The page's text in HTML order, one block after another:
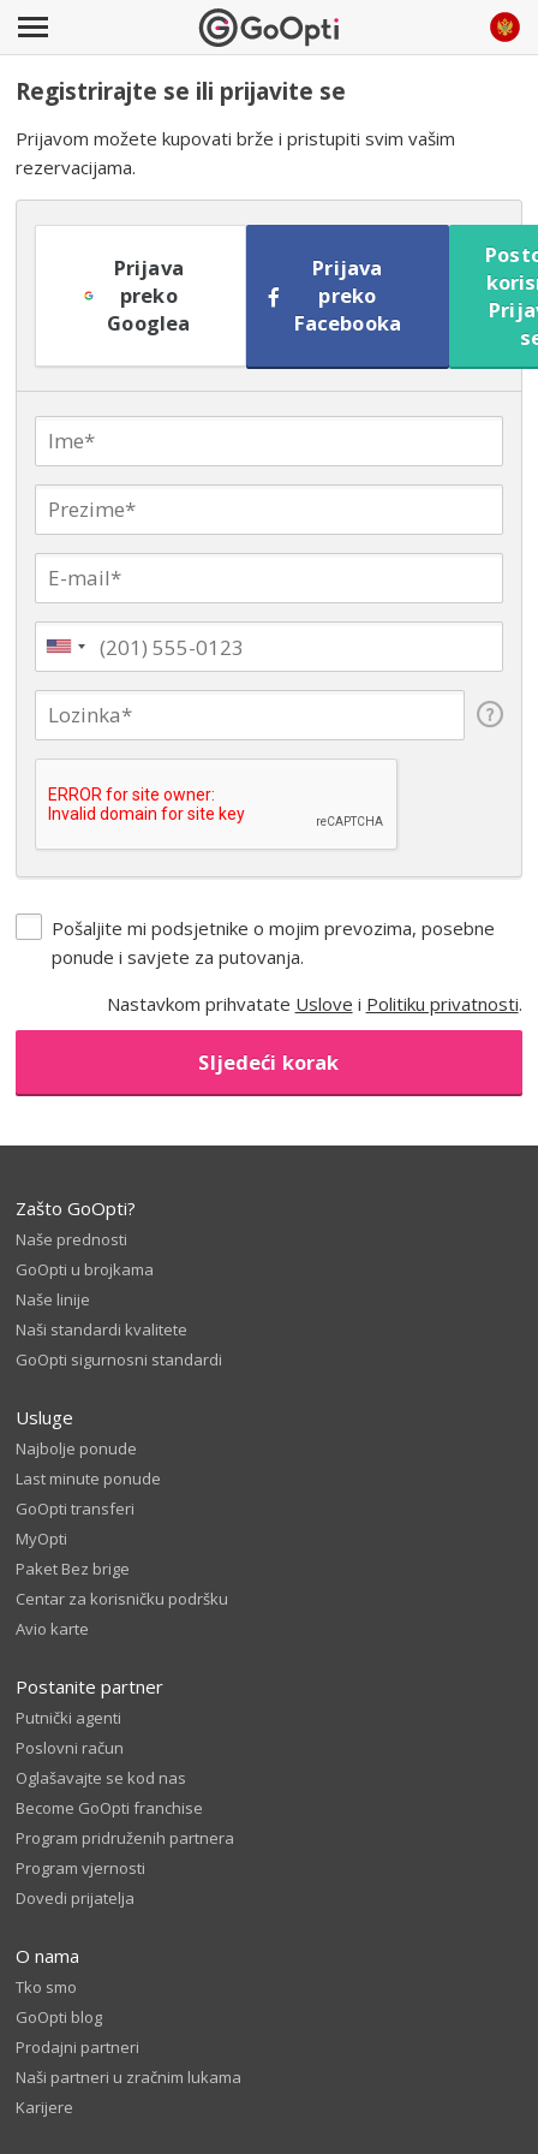
Registrirajte se ili prijavite se
Prijavom možete kupovati brže i pristupiti svim vašim
rezervacijama.
Prijava
preko
Googlea
Prijava
preko
Facebooka
Pošaljite mi podsjetnike o mojim prevozima, posebne
ponude i savjete za putovanja.
Nastavkom prihvatate Uslove i Politiku privatnosti.
Sljedeći korak
Zašto GoOpti?
Naše prednosti
GoOpti u brojkama
Naše linije
Naši standardi kvalitete
GoOpti sigurnosni standardi
Usluge
Najbolje ponude
Last minute ponude
GoOpti transferi
MyOpti
Paket Bez brige
Centar za korisničku podršku
Avio karte
Postanite partner
Putnički agenti
Poslovni račun
Oglašavajte se kod nas
Become GoOpti franchise
Program pridruženih partnera
Program vjernosti
Dovedi prijatelja
O nama
Tko smo
GoOpti blog
Prodajni partneri
Naši partneri u zračnim lukama
Karijere